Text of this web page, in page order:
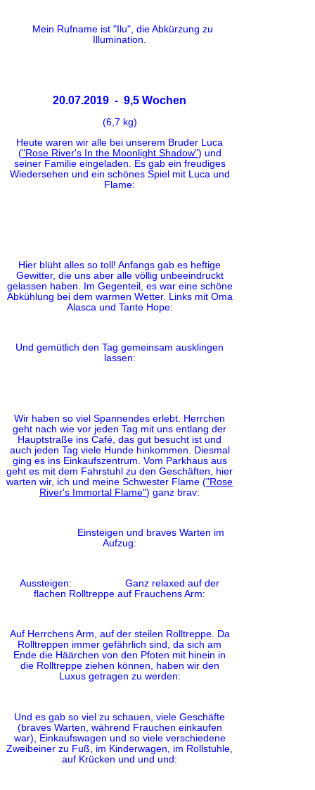
Mein Rufname ist "Ilu", die Abkürzung zu
Illumination.
20.07.2019 - 9,5 Wochen
(6,7 kg)
Heute waren wir alle bei unserem Bruder Luca
("Rose River's In the Moonlight Shadow") und
seiner Familie eingeladen. Es gab ein freudiges
Wiedersehen und ein schönes Spiel mit Luca und
Flame:
Hier blüht alles so toll! Anfangs gab es heftige
Gewitter, die uns aber alle völlig unbeeindruckt
gelassen haben. Im Gegenteil, es war eine schöne
Abkühlung bei dem warmen Wetter. Links mit Oma
Alasca und Tante Hope:
Und gemütlich den Tag gemeinsam ausklingen
lassen:
Wir haben so viel Spannendes erlebt. Herrchen
geht nach wie vor jeden Tag mit uns entlang der
Hauptstraße ins Café, das gut besucht ist und
auch jeden Tag viele Hunde hinkommen. Diesmal
ging es ins Einkaufszentrum. Vom Parkhaus aus
geht es mit dem Fahrstuhl zu den Geschäften, hier
warten wir, ich und meine Schwester Flame ("Rose
River's Immortal Flame") ganz brav:
Einsteigen und braves Warten im
Aufzug:
Aussteigen: Ganz relaxed auf der
flachen Rolltreppe auf Frauchens Arm:
Auf Herrchens Arm, auf der steilen Rolltreppe. Da
Rolltreppen immer gefährlich sind, da sich am
Ende die Häärchen von den Pfoten mit hinein in
die Rolltreppe ziehen können, haben wir den
Luxus getragen zu werden:
Und es gab so viel zu schauen, viele Geschäfte
(braves Warten, während Frauchen einkaufen
war), Einkaufswagen und so viele verschiedene
Zweibeiner zu Fuß, im Kinderwagen, im Rollstuhle,
auf Krücken und und und: